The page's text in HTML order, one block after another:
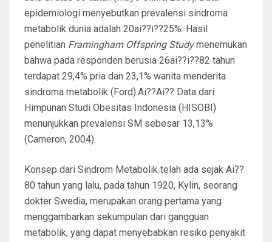
epidemiologi menyebutkan prevalensi sindroma
metabolik dunia adalah 20ai??i??25%. Hasil
penelitian Framingham Offspring Studymenemukan
bahwa pada responden berusia 26ai??i??82 tahun
terdapat 29,4% pria dan 23,1% wanita menderita
sindroma metabolik (Ford).Ai??Ai?? Data dari
Himpunan Studi Obesitas Indonesia (HISOBI)
menunjukkan prevalensi SM sebesar 13,13%
(Cameron, 2004).
Konsep dari Sindrom Metabolik telah ada sejak Ai??
80 tahun yang lalu, pada tahun 1920, Kylin, seorang
dokter Swedia, merupakan orang pertama yang
menggambarkan sekumpulan dari gangguan
metabolik, yang dapat menyebabkan resiko penyakit